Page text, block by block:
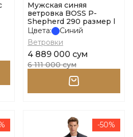
Мужская синяя
ветровка BOSS P-
Shepherd 290 размер l
Цвета:
Синий
Ветровки
4 889 000 сум
6 111 000 сум
-50%